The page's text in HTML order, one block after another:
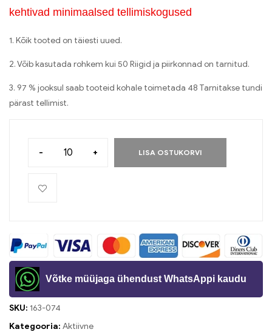
kehtivad minimaalsed tellimiskogused
1. Kõik tooted on täiesti uued.
2. Võib kasutada rohkem kui 50 Riigid ja piirkonnad on tarnitud.
3. 97 % jooksul saab tooteid kohale toimetada 48 Tarnitakse tundi
pärast tellimist.
- + LISA OSTUKORVI
Võtke müüjaga ühendust WhatsAppi kaudu
SKU: 163-074
Kategooria: Aktiivne